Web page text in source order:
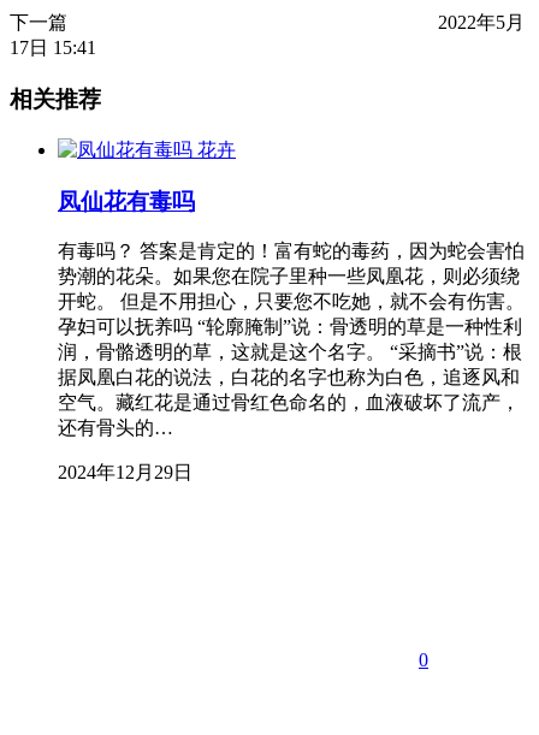
下一篇
2022年5月
17日 15:41
相关推荐
花卉
凤仙花有毒吗
有毒吗？ 答案是肯定的！富有蛇的毒药，因为蛇会害怕
势潮的花朵。如果您在院子里种一些凤凰花，则必须绕
开蛇。 但是不用担心，只要您不吃她，就不会有伤害。
孕妇可以抚养吗 “轮廓腌制”说：骨透明的草是一种性利
润，骨骼透明的草，这就是这个名字。 “采摘书”说：根
据凤凰白花的说法，白花的名字也称为白色，追逐风和
空气。藏红花是通过骨红色命名的，血液破坏了流产，
还有骨头的…
2024年12月29日
0